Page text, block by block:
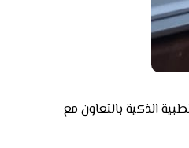
الذكية بالتعاون مع